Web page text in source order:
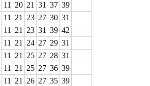
11 20 21 31 37 39
11 21 23 27 30 31
11 21 23 31 39 42
11 21 24 27 29 31
11 21 25 27 28 31
11 21 25 27 36 39
11 21 26 27 35 39